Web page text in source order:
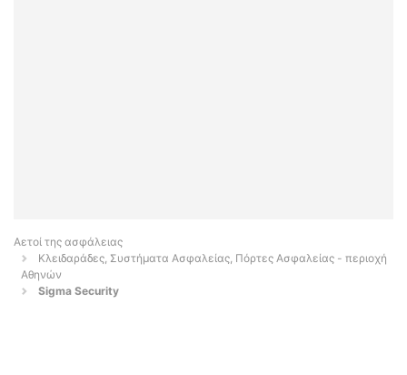
Αετοί της ασφάλειας
Κλειδαράδες, Συστήματα Ασφαλείας, Πόρτες Ασφαλείας - περιοχή
Αθηνών
Sigma Security